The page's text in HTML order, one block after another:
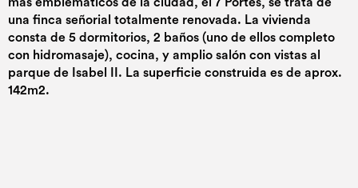
más emblemáticos de la ciudad, el 7 Portes, se trata de
una finca señorial totalmente renovada. La vivienda
consta de 5 dormitorios, 2 baños (uno de ellos completo
con hidromasaje), cocina, y amplio salón con vistas al
parque de Isabel II. La superficie construida es de aprox.
142m2.